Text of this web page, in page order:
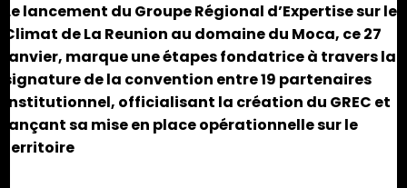
Le lancement du Groupe Régional d’Expertise sur le
Climat de La Reunion au domaine du Moca, ce 27
janvier, marque une étapes fondatrice à travers la
signature de la convention entre 19 partenaires
institutionnel, officialisant la création du GREC et
lançant sa mise en place opérationnelle sur le
territoire